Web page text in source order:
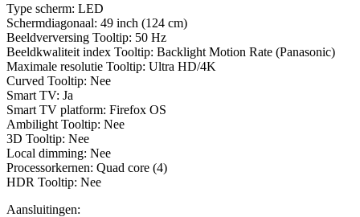
Type scherm: LED
Schermdiagonaal: 49 inch (124 cm)
Beeldverversing Tooltip: 50 Hz
Beeldkwaliteit index Tooltip: Backlight Motion Rate (Panasonic)
Maximale resolutie Tooltip: Ultra HD/4K
Curved Tooltip: Nee
Smart TV: Ja
Smart TV platform: Firefox OS
Ambilight Tooltip: Nee
3D Tooltip: Nee
Local dimming: Nee
Processorkernen: Quad core (4)
HDR Tooltip: Nee
Aansluitingen: